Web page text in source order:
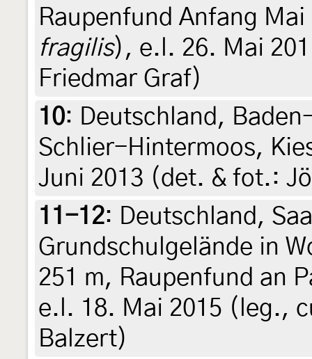
Raupenfund Anfang
fragilis), e.l. 26. Mai
Friedmar Graf)
10: Deutschland,
Schlier-Hintermoos,
Juni 2013 (det. & fot.:
11-12: Deutschland,
Grundschulgelände in
251 m, Raupenfund an
e.l. 18. Mai 2015 (leg.,
Balzert)